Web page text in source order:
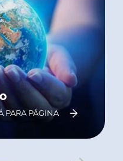
PARA PÁGINA